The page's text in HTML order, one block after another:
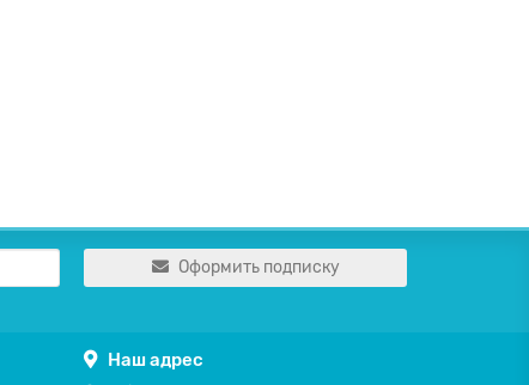
Оформить подписку
Наш адрес